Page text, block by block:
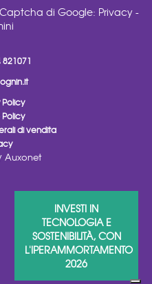
di Google: Privacy-
di vendita
Auxonet
INVESTI IN
TECNOLOGIA E
SOSTENIBILITÀ, CON
L'IPERAMMORTAMENTO
2026